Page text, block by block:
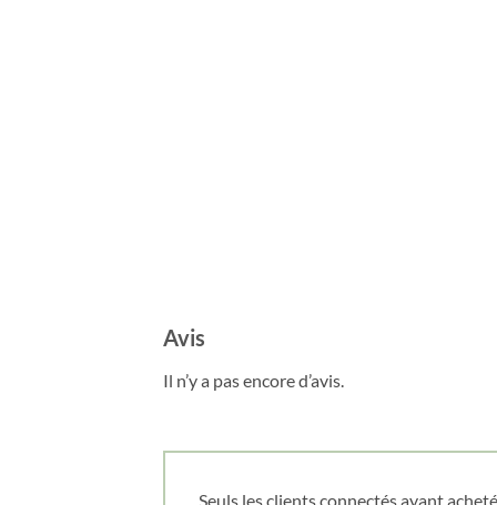
Avis
Il n’y a pas encore d’avis.
Seuls les clients connectés ayant